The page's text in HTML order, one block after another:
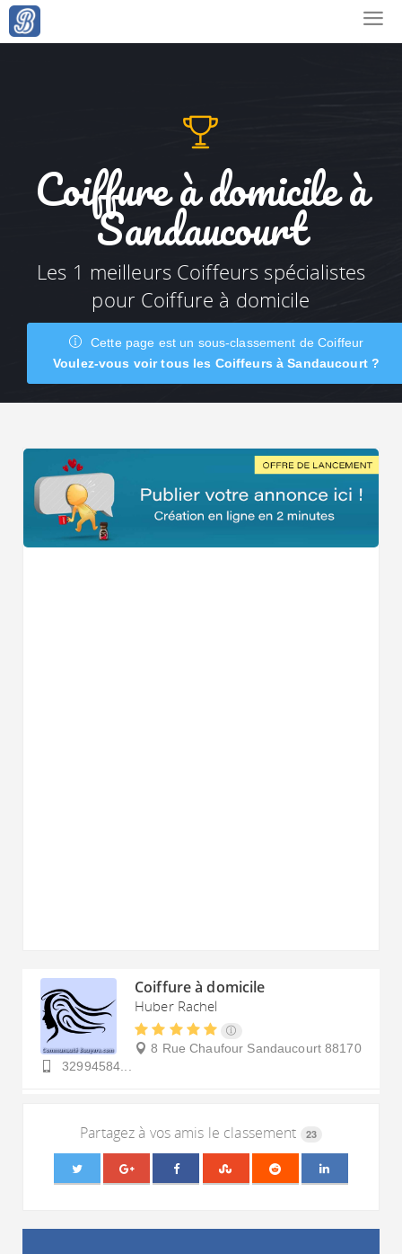
Coiffure à domicile à
Sandaucourt
Les 1 meilleurs Coiffeurs spécialistes
pour Coiffure à domicile
Cette page est un sous-classement de Coiffeur
Voulez-vous voir tous les Coiffeurs à Sandaucourt ?
Coiffure à domicile
Huber Rachel
8 Rue Chaufour Sandaucourt 88170
32994584...
Partagez à vos amis le classement 23